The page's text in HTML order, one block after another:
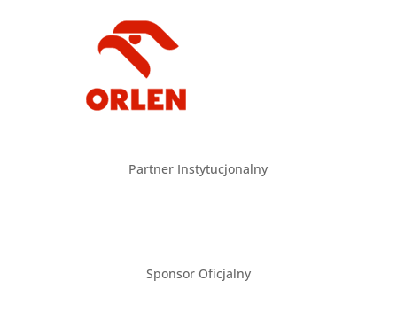
Partner Instytucjonalny
Sponsor Oficjalny